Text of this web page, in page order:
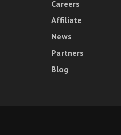
Careers
Affiliate
News
Partners
Blog